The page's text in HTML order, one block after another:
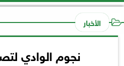
الأخبار
نجوم الوادي